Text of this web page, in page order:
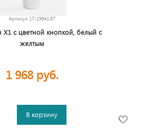
Артикул 17-19941.67
X1 с цветной кнопкой, белый с
желтым
1 968 руб.
В корзину